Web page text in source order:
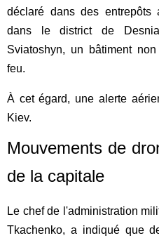
déclaré dans des
dans le district de
Sviatoshyn, un bâtiment
feu.
À cet égard, une alerte
Kiev.
Mouvements de
de la capitale
Le chef de l'administration
Tkachenko, a indiqué que